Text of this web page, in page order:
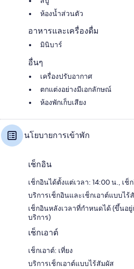
ห้องน้ำส่วนตัว
อาหารและเครื่องดื่ม
มินิบาร์
อื่นๆ
เครื่องปรับอากาศ
ตกแต่งอย่างมีเอกลักษณ์
ห้องพักเก็บเสียง
นโยบายการเข้าพัก
เช็กอิน
เช็กอินได้ตั้งแต่เวลา: 14:00 น., เช็
บริการเช็กอินและเช็กเอาต์แบบไร้
เช็กอินหลังเวลาที่กำหนดได้ (ขึ้นอ
บริการ)
เช็กเอาต์
เช็กเอาต์: เที่ยง
บริการเช็กเอาต์แบบไร้สัมผัส